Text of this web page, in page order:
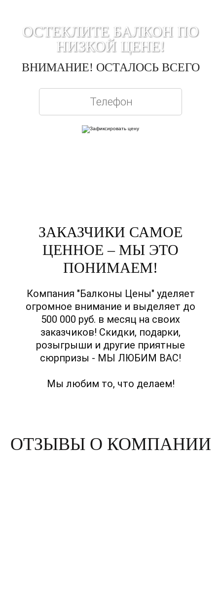
ОСТЕКЛИТЕ БАЛКОН ПО
НИЗКОЙ ЦЕНЕ!
ВНИМАНИЕ! ОСТАЛОСЬ ВСЕГО
ЗАКАЗЧИКИ САМОЕ
ЦЕННОЕ – МЫ ЭТО
ПОНИМАЕМ!
Компания "Балконы Цены" уделяет
огромное внимание и выделяет до
500 000 руб. в месяц на своих
заказчиков! Скидки, подарки,
розыгрыши и другие приятные
сюрпризы - МЫ ЛЮБИМ ВАС!
Мы любим то, что делаем!
ОТЗЫВЫ О КОМПАНИИ